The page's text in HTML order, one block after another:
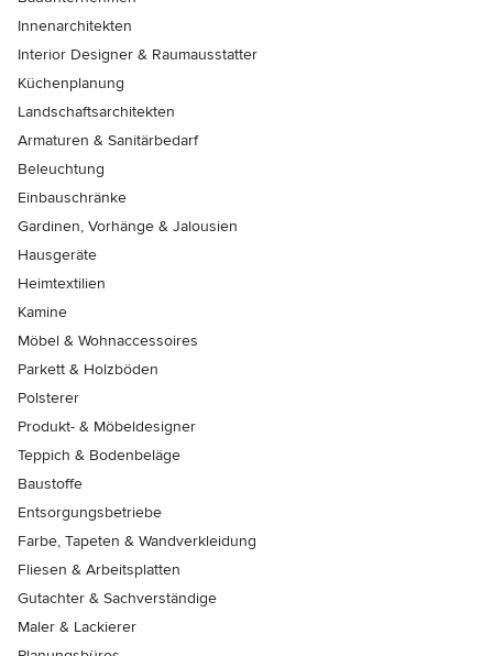
Innenarchitekten
Interior Designer & Raumausstatter
Küchenplanung
Landschaftsarchitekten
Armaturen & Sanitärbedarf
Beleuchtung
Einbauschränke
Gardinen, Vorhänge & Jalousien
Hausgeräte
Heimtextilien
Kamine
Möbel & Wohnaccessoires
Parkett & Holzböden
Polsterer
Produkt- & Möbeldesigner
Teppich & Bodenbeläge
Baustoffe
Entsorgungsbetriebe
Farbe, Tapeten & Wandverkleidung
Fliesen & Arbeitsplatten
Gutachter & Sachverständige
Maler & Lackierer